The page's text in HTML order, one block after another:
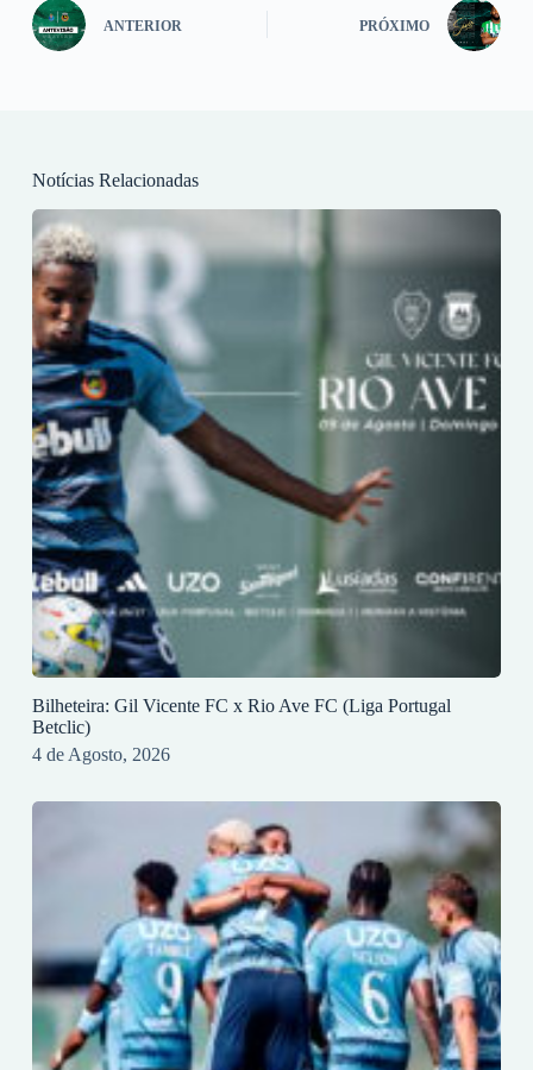
ANTERIOR PRÓXIMO
Notícias Relacionadas
Bilheteira: Gil Vicente FC x Rio Ave FC (Liga Portugal
Betclic)
4 de Agosto, 2026